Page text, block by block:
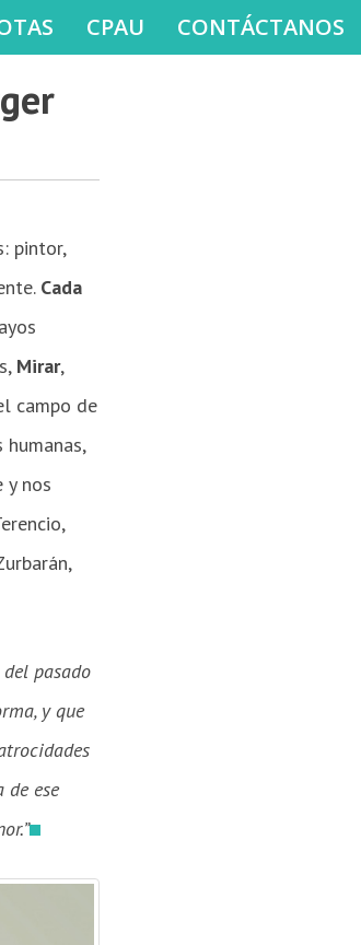
CPAU CONTÁCTANOS
pintor,
Cada
Mirar,
campo de
nos
pasado
y que
de ese